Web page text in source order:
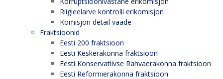
Riigieelarve kontrolli erikomisjon
Komisjon detail vaade
Fraktsioonid
Eesti 200 fraktsioon
Eesti Keskerakonna fraktsioon
Eesti Konservatiivse Rahvaerakonna fraktsioon
Eesti Reformierakonna fraktsioon